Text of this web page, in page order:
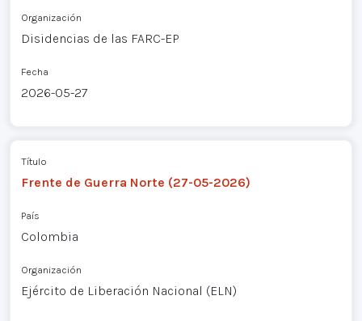
Organización
Disidencias de las FARC-EP
Fecha
2026-05-27
Título
Frente de Guerra Norte (27-05-2026)
País
Colombia
Organización
Ejército de Liberación Nacional (ELN)